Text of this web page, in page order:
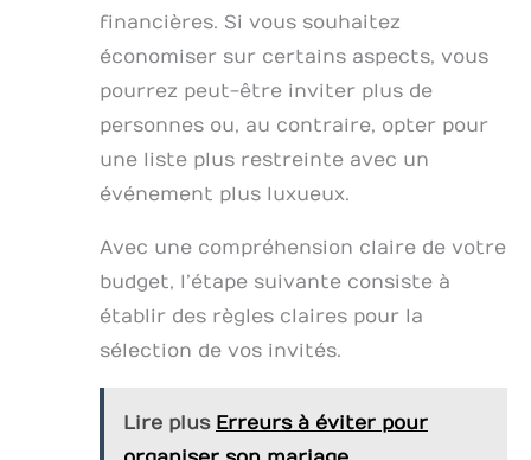
financières. Si vous souhaitez
économiser sur certains aspects, vous
pourrez peut-être inviter plus de
personnes ou, au contraire, opter pour
une liste plus restreinte avec un
événement plus luxueux.
Avec une compréhension claire de votre
budget, l’étape suivante consiste à
établir des règles claires pour la
sélection de vos invités.
Lire plus Erreurs à éviter pour